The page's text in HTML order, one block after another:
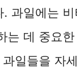
과일에는
는 데 중요
일들을 자